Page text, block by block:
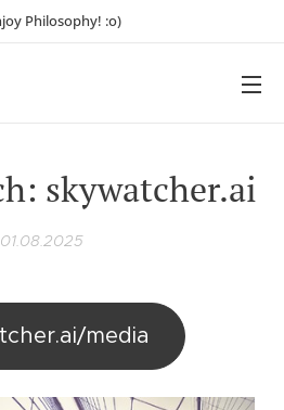
Philosophy! :o)
skywatcher.ai
01.08.2025
media